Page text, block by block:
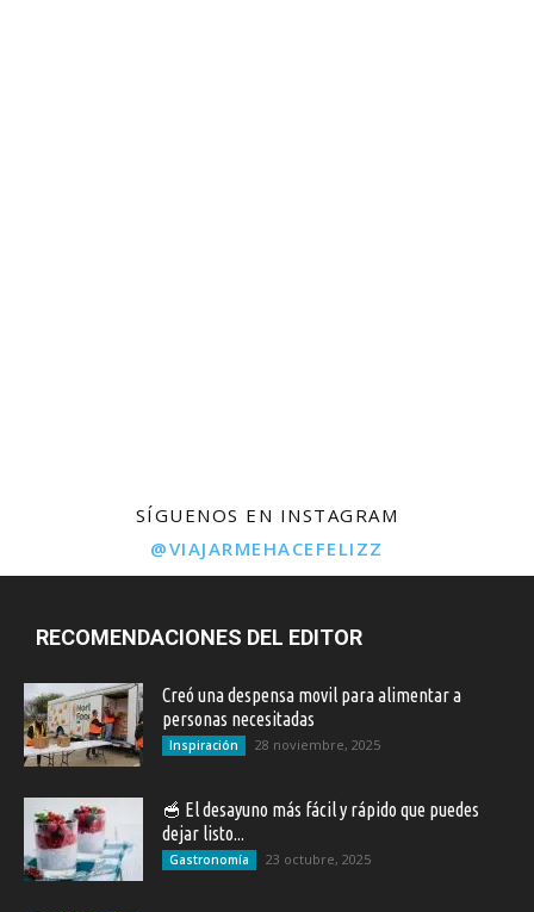
SÍGUENOS EN INSTAGRAM
@VIAJARMEHACEFELIZZ
RECOMENDACIONES DEL EDITOR
Creó una despensa movil para alimentar a
personas necesitadas
Inspiración 28 noviembre, 2025
🥣 El desayuno más fácil y rápido que puedes
dejar listo...
Gastronomía 23 octubre, 2025